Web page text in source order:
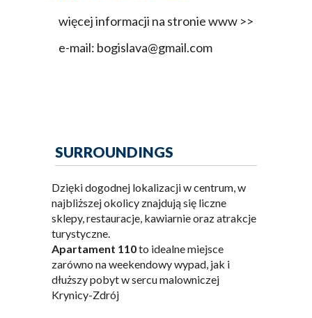
więcej informacji na stronie www >>
e-mail: bogislava@gmail.com
SURROUNDINGS
Dzięki dogodnej lokalizacji w centrum, w
najbliższej okolicy znajdują się liczne
sklepy, restauracje, kawiarnie oraz atrakcje
turystyczne.
Apartament 110to idealne miejsce
zarówno na weekendowy wypad, jak i
dłuższy pobyt w sercu malowniczej
Krynicy-Zdrój